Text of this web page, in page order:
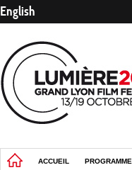
English
ACCUEIL PROGRAMME